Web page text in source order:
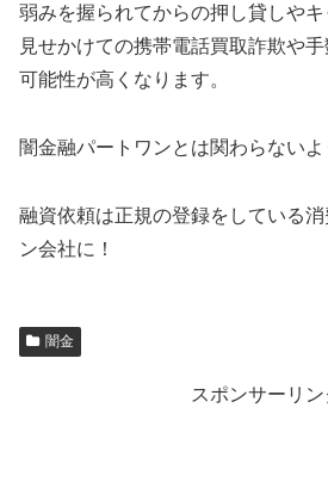
弱みを握られてからの押し貸しや
見せかけての携帯電話買取詐欺や
可能性が高くなります。
闇金融パートワンとは関わらないよ
融資依頼は正規の登録をしている
ン会社に！
闇金
スポンサーリン